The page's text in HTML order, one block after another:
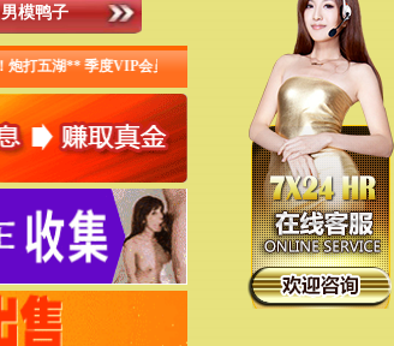
男模鸭子
通！ timch*** 季度VIP会员已